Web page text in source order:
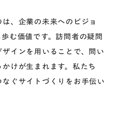
、企業の未来へのビジョ
む価値です。訪問者の疑問
インを用いることで、問い
けが生まれます。私たち
ぐサイトづくりをお手伝い